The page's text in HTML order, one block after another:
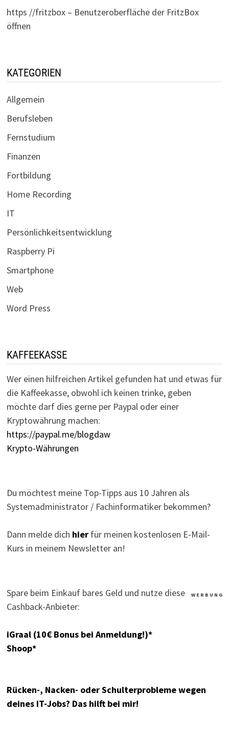
https //fritzbox – Benutzeroberfläche der FritzBox
öffnen
KATEGORIEN
Allgemein
Berufsleben
Fernstudium
Finanzen
Fortbildung
Home Recording
IT
Persönlichkeitsentwicklung
Raspberry Pi
Smartphone
Web
Word Press
KAFFEEKASSE
Wer einen hilfreichen Artikel gefunden hat und etwas für
die Kaffeekasse, obwohl ich keinen trinke, geben
möchte darf dies gerne per Paypal oder einer
Kryptowährung machen:
https://paypal.me/blogdaw
Krypto-Währungen
Du möchtest meine Top-Tipps aus 10 Jahren als
Systemadministrator / Fachinformatiker bekommen?
Dann melde dich hierfür meinen kostenlosen E-Mail-
Kurs in meinem Newsletter an!
W E R B U N G
Spare beim Einkauf bares Geld und nutze diese
Cashback-Anbieter:
iGraal (10€ Bonus bei Anmeldung!)*
Shoop*
Rücken-, Nacken- oder Schulterprobleme wegen
deines IT-Jobs? Das hilft bei mir!